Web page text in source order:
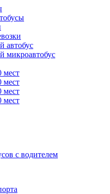
автобус
микроавтобус
мест
мест
мест
мест
с водителем